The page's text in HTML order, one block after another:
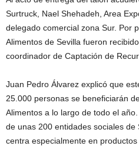
Surtruck, Nael Shehadeh, Area
delegado comercial zona Sur. Por
Alimentos de Sevilla fueron
coordinador de Captación de
Juan Pedro Álvarez explicó que
25.000 personas se beneficiarán
Alimentos a lo largo de todo el
de unas 200 entidades sociales de
centra especialmente en